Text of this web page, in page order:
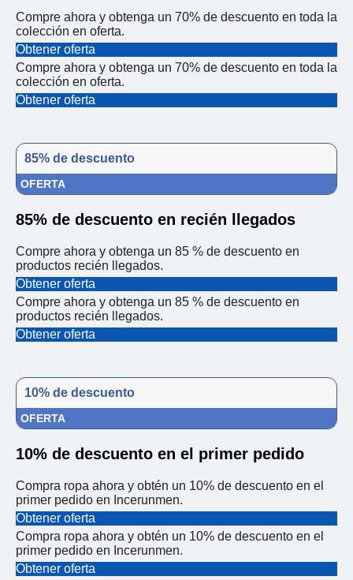
Compre ahora y obtenga un 70% de descuento en toda la
colección en oferta.
Obtener oferta
Compre ahora y obtenga un 70% de descuento en toda la
colección en oferta.
Obtener oferta
85% de descuento
OFERTA
85% de descuento en recién llegados
Compre ahora y obtenga un 85 % de descuento en
productos recién llegados.
Obtener oferta
Compre ahora y obtenga un 85 % de descuento en
productos recién llegados.
Obtener oferta
10% de descuento
OFERTA
10% de descuento en el primer pedido
Compra ropa ahora y obtén un 10% de descuento en el
primer pedido en Incerunmen.
Obtener oferta
Compra ropa ahora y obtén un 10% de descuento en el
primer pedido en Incerunmen.
Obtener oferta